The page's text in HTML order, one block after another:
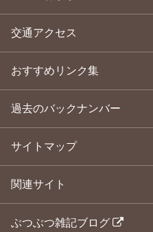
交通アクセス
おすすめリンク集
過去のバックナンバー
サイトマップ
関連サイト
ぶつぶつ雑記ブログ